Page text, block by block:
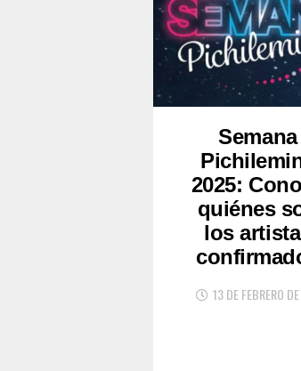
Semana
2025:
quiénes
los
13 DE FEBRERO